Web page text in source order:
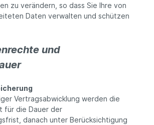
zu verändern, so dass Sie Ihre von
Daten verwalten und schützen
und
Vertragsabwicklung werden die
für die Dauer der
danach unter Berücksichtigung